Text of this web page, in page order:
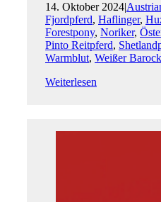
14. Oktober 2024|
Fjordpferd, Haflinger,
Forestpony, Noriker,
Pinto Reitpferd,
Warmblut, Weißer
Weiterlesen